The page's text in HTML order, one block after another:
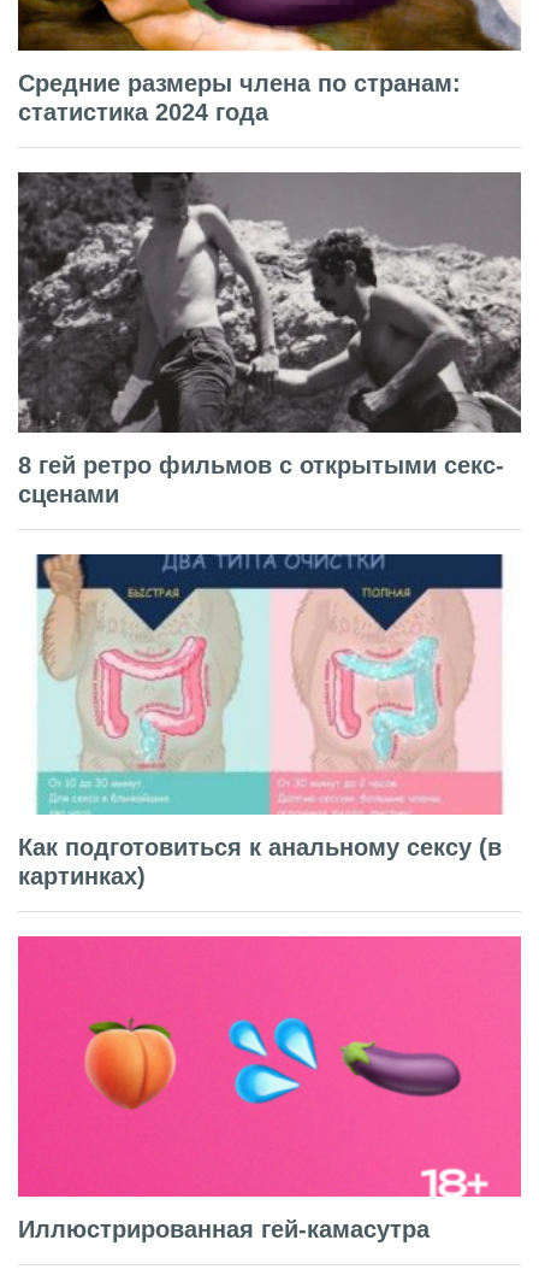
Средние размеры члена по странам:
статистика 2024 года
8 гей ретро фильмов с открытыми секс-
сценами
Как подготовиться к анальному сексу (в
картинках)
Иллюстрированная гей-камасутра